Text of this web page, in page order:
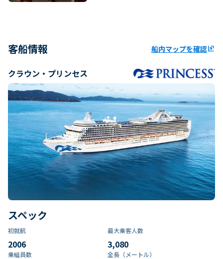
客船情報 船内マップを確認ungroup
クラウン・プリンセス
スペック
初就航
2006
最大乗客人数
3,080
乗組員数​ 全長（メートル）